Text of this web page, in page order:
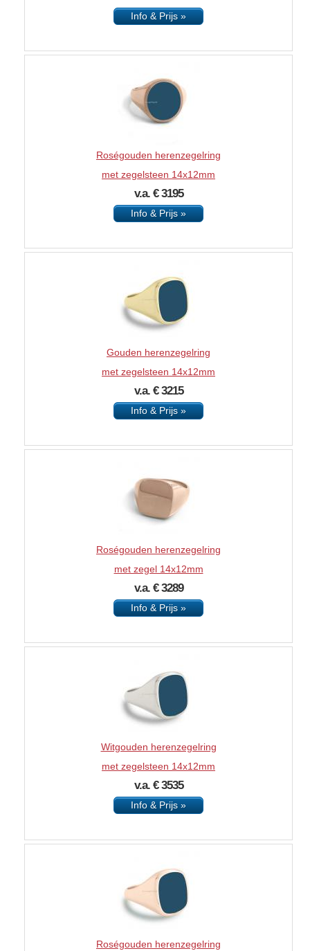
Info & Prijs »
Roségouden herenzegelring
met zegelsteen 14x12mm
v.a. € 3195
Info & Prijs »
Gouden herenzegelring
met zegelsteen 14x12mm
v.a. € 3215
Info & Prijs »
Roségouden herenzegelring
met zegel 14x12mm
v.a. € 3289
Info & Prijs »
Witgouden herenzegelring
met zegelsteen 14x12mm
v.a. € 3535
Info & Prijs »
Roségouden herenzegelring